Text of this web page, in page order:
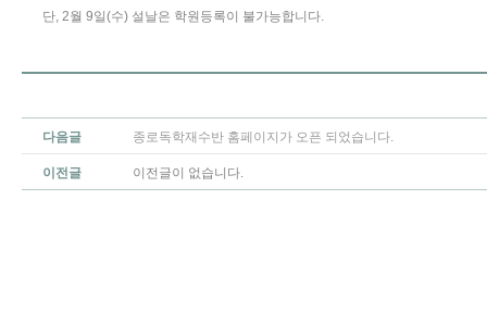
단, 2월 9일(수) 설날은 학원등록이 불가능합니다.
다음글 종로독학재수반 홈페이지가 오픈 되었습니다.
이전글 이전글이 없습니다.